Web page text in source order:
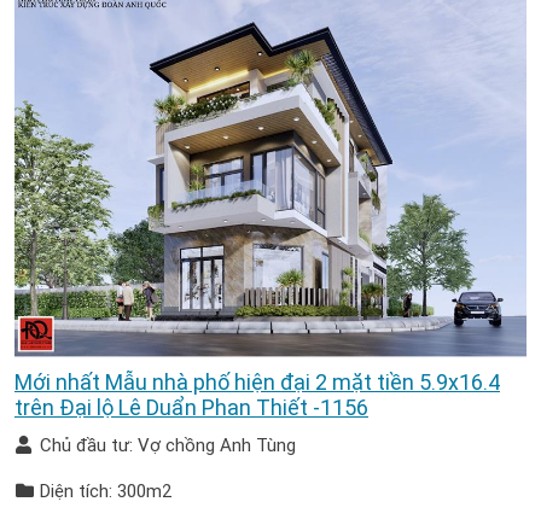
Mới nhất Mẫu nhà phố hiện đại 2 mặt tiền 5.9x16.4
trên Đại lộ Lê Duẩn Phan Thiết -1156
Chủ đầu tư: Vợ chồng Anh Tùng
Diện tích: 300m2